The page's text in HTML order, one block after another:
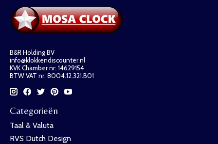
B&R Holding BV
info@klokkendiscounter.nl
KVK Chamber nr: 14629154
BTW VAT nr: 8004.12.321.B01
Categorieën
Taal & Valuta
RVS Dutch Design